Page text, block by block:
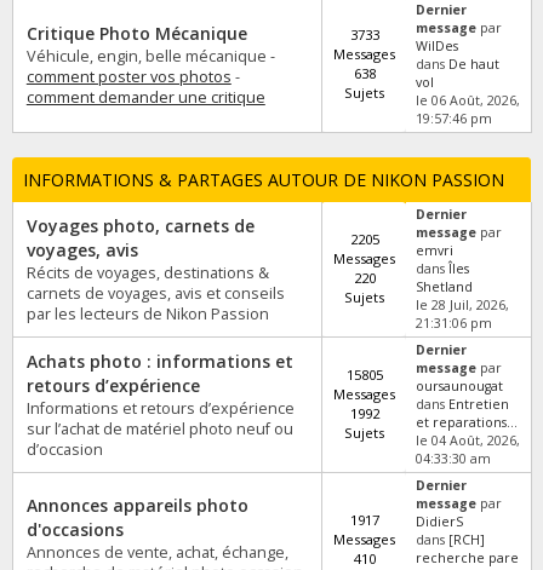
Critique Photo Mécanique
Véhicule, engin, belle mécanique -
comment poster vos photos -
comment demander une critique
3733
Messages
638
Sujets
Dernier
message par
WilDes
dans De haut
vol
le 06 Août, 2026,
19:57:46 pm
INFORMATIONS & PARTAGES AUTOUR DE NIKON PASSION
Voyages photo, carnets de
voyages, avis
Récits de voyages, destinations &
carnets de voyages, avis et conseils
par les lecteurs de Nikon Passion
2205
Messages
220
Sujets
Dernier
message par
emvri
dansÎles
Shetland
le 28 Juil, 2026,
21:31:06 pm
Achats photo : informations et
retours d’expérience
Informations et retours d’expérience
sur l’achat de matériel photo neuf ou
d’occasion
15805
Messages
1992
Sujets
Dernier
message par
oursaunougat
dans Entretien
et reparations...
le 04 Août, 2026,
04:33:30 am
Annonces appareils photo
d'occasions
Annonces de vente, achat, échange,
1917
Messages
410
Dernier
message par
DidierS
dans [RCH]
recherche pare